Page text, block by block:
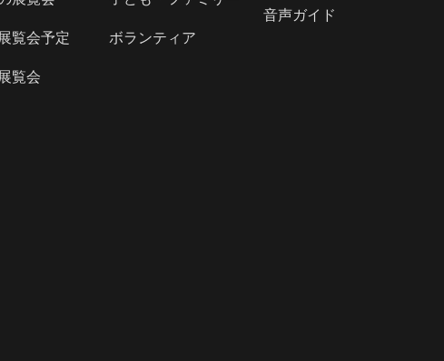
覧会予定
覧会
ボランティア
音声ガイド